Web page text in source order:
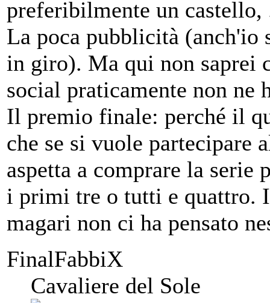
preferibilmente un castello,
La poca pubblicità (anch'io
in giro). Ma qui non saprei
social praticamente non ne
Il premio finale: perché il
che se si vuole partecipare
aspetta a comprare la serie
i primi tre o tutti e quattro.
magari non ci ha pensato
FinalFabbiX
Cavaliere del Sole